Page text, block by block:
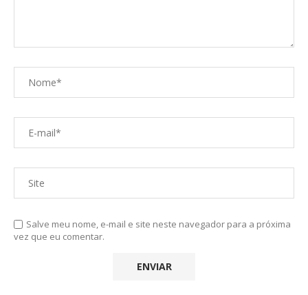
Salve meu nome, e-mail e site neste navegador para a próxima
vez que eu comentar.